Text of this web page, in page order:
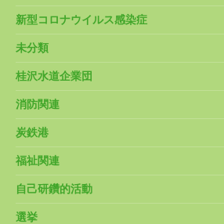
新型コロナウイルス感染症
未分類
桂沢水道企業団
消防関連
炭鉄港
福祉関連
自己研鑽的活動
選挙